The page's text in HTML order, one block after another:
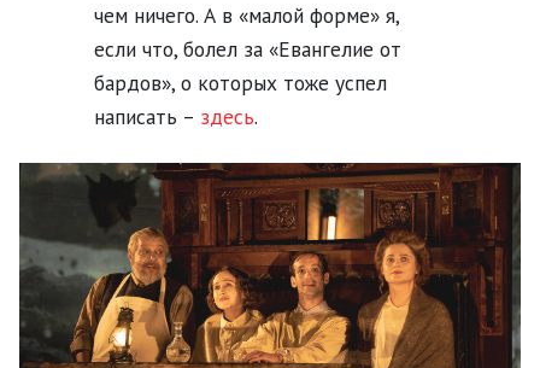
чем ничего. А в «малой форме» я,
если что, болел за «Евангелие от
бардов», о которых тоже успел
написать – здесь.